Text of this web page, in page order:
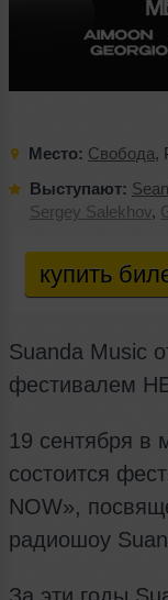
Место: Свобода,
Выступают:
Sergey Salekhov,
купить
Suanda Music
фестивалем
19 сентября
состоится
NOW»,
радиошоу